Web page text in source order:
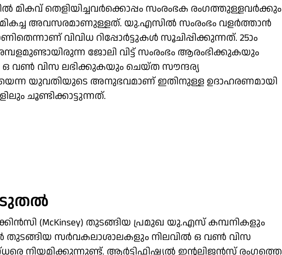
മികവ് തെളിയിച്ചവര്‍ക്കൊപ്പം സംരംഭക രംഗത്തുള്ളവര്‍ക്കും
അവസരമാണുള്ളത്. യു.എസില്‍ സംരംഭം വളര്‍ത്താന്‍
വിവിധ റിപ്പോര്‍ട്ടുകള്‍ സൂചിപ്പിക്കുന്നത്. 25ാം
ജോലി വിട്ട് സംരംഭം ആരംഭിക്കുകയും
ഒ വണ്‍ വിസ ലഭിക്കുകയും ചെയ്ത സൗന്ദര്യ
യുവതിയുടെ അനുഭവമാണ് ഇതിനുള്ള ഉദാഹരണമായി
ചൂണ്ടിക്കാട്ടുന്നത്.
(McKinsey) തുടങ്ങിയ പ്രമുഖ യു.എസ് കമ്പനികളും
തുടങ്ങിയ സര്‍വകലാശാലകളും നിലവില്‍ ഒ വണ്‍ വിസ
നിയമിക്കുന്നുണ്ട്. ആര്‍ട്ടിഫിഷ്യല്‍ ഇന്റലിജന്‍സ് രംഗത്തെ